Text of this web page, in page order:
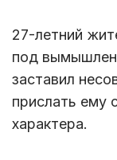
27-летний
под
заставил
прислать ему
характера.